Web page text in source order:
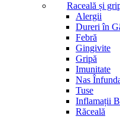
Raceală și
Alergii
Dureri în
Febră
Gingivite
Gripă
Imunitate
Nas
Tuse
Inflamații
Răceală